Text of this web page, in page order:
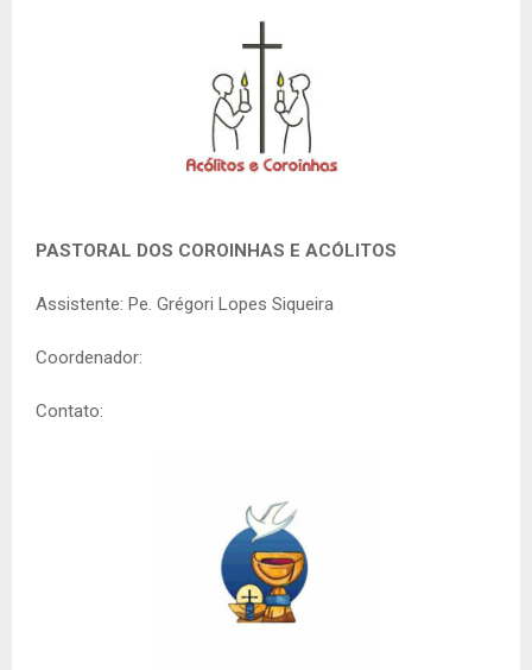
PASTORAL DOS COROINHAS E ACÓLITOS
Assistente: Pe. Grégori Lopes Siqueira
Coordenador:
Contato: